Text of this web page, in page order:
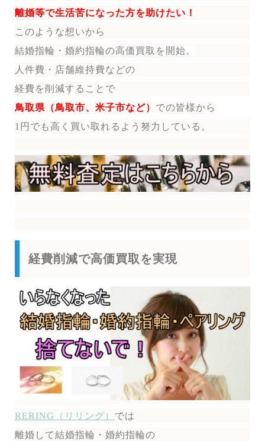
離婚等で生活苦になった方を助けたい！
このような想いから
結婚指輪・婚約指輪の高価買取を開始。
人件費・店舗維持費などの
経費を削減することで
鳥取県（鳥取市、米子市など） での皆様から
1円でも高く買い取れるよう努力している。
経費削減で高価買取を実現
RERING（リリング） では
離婚して結婚指輪・婚約指輪の